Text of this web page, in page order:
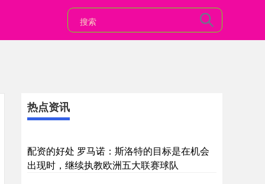
热点资讯
配资的好处 罗马诺：斯洛特的目标是在机会
出现时，继续执教欧洲五大联赛球队